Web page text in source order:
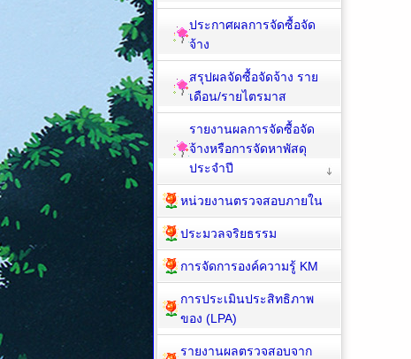
ประกาศผลการจัดซื้อจัด
จ้าง
สรุปผลจัดซื้อจัดจ้าง ราย
เดือน/รายไตรมาส
รายงานผลการจัดซื้อจัด
จ้างหรือการจัดหาพัสดุ
ประจำปี
หน่วยงานตรวจสอบภายใน
ประมวลจริยธรรม
การจัดการองค์ความรู้ KM
การประเมินประสิทธิภาพ
ของ (LPA)
รายงานผลตรวจสอบจาก